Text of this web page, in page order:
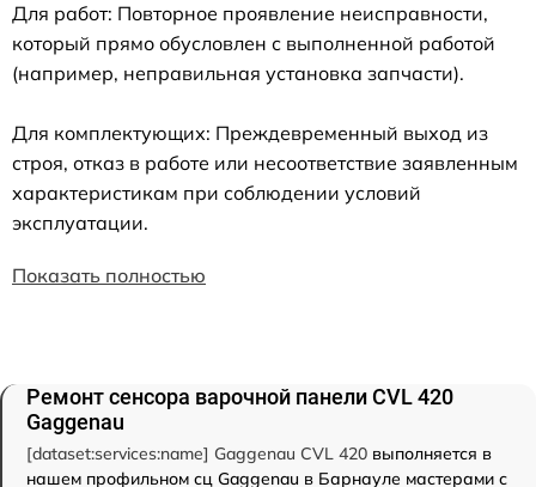
Для работ: Повторное проявление неисправности,
который прямо обусловлен с выполненной работой
(например, неправильная установка запчасти).
Для комплектующих: Преждевременный выход из
строя, отказ в работе или несоответствие заявленным
характеристикам при соблюдении условий
эксплуатации.
Показать полностью
Ремонт сенсора варочной панели CVL 420
Gaggenau
[dataset:services:name] Gaggenau CVL 420 выполняется в
нашем профильном сц Gaggenau в Барнауле мастерами с